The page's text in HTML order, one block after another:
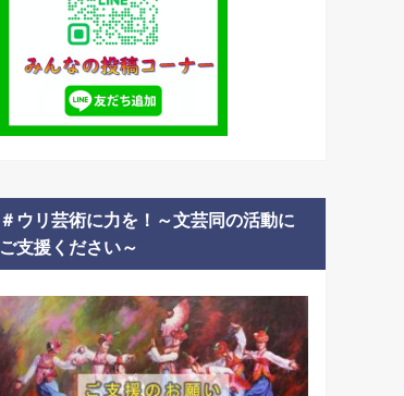
＃ウリ芸術に力を！～文芸同の活動に
ご支援ください～